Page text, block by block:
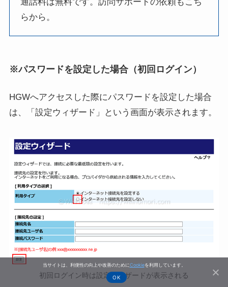
らから。
※パスワードを設定した場合（初回ログイン）
HGWへアクセスした際にパスワードを設定した場合
は、「設定ウィザード」という画面が表示されます。
初回ログイン時は設定ウィザードが表示される
当サイトは、利便性の向上や改善のためにCookieを利用しています。
OK